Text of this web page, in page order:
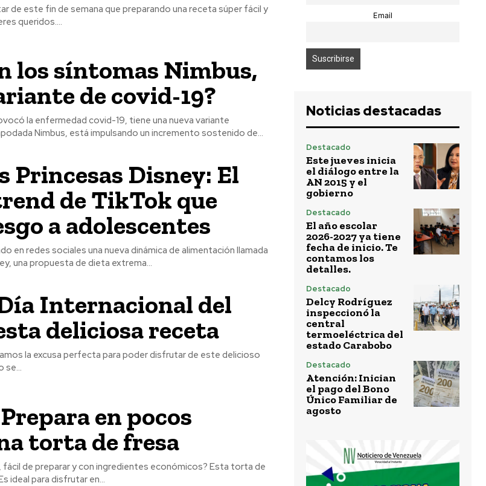
de este fin de semana que preparando una receta súper fácil y
queridos....
los síntomas Nimbus,
de covid-19?
la enfermedad covid-19, tiene una nueva variante
Nimbus, está impulsando un incremento sostenido de...
Princesas Disney: El
de TikTok que
a adolescentes
en redes sociales una nueva dinámica de alimentación llamada
una propuesta de dieta extrema...
Internacional del
deliciosa receta
la excusa perfecta para poder disfrutar de este delicioso
se...
en pocos
torta de fresa
de preparar y con ingredientes económicos? Esta torta de
ideal para disfrutar en...
Email
Noticias destacadas
Destacado
Este jueves inicia
el diálogo entre la
AN 2015 y el
gobierno
Destacado
El año escolar
2026-2027 ya tiene
fecha de inicio. Te
contamos los
detalles.
Destacado
Delcy Rodríguez
inspeccionó la
central
termoeléctrica del
estado Carabobo
Destacado
Atención: Inician
el pago del Bono
Único Familiar de
agosto